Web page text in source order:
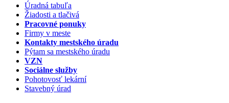
Úradná tabuľa
Žiadosti a tlačivá
Pracovné ponuky
Firmy v meste
Kontakty mestského úradu
Pýtam sa mestského úradu
VZN
Sociálne služby
Pohotovosť lekární
Stavebný úrad